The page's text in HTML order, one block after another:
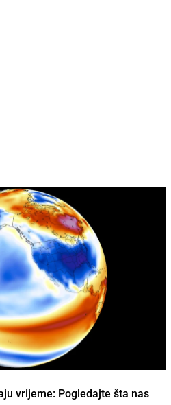
vrijeme: Pogledajte šta nas